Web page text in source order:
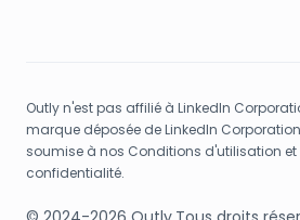
Outly n'est pas affilié à LinkedIn
marque déposée de LinkedIn
soumise à nos Conditions d'utilisation et
confidentialité.